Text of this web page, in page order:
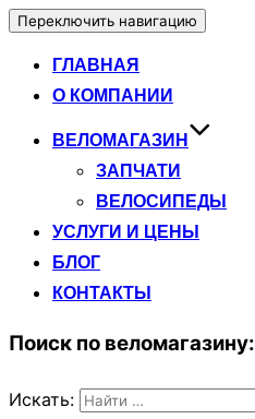
Переключить навигацию
ГЛАВНАЯ
О КОМПАНИИ
ВЕЛОМАГАЗИН
ЗАПЧАТИ
ВЕЛОСИПЕДЫ
УСЛУГИ И ЦЕНЫ
БЛОГ
КОНТАКТЫ
Поиск по веломагазину:
Искать: